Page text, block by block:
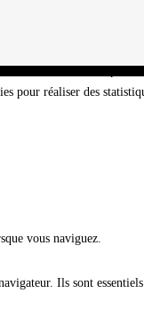
pour réaliser des
vous naviguez.
Ils sont